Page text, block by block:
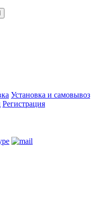
Установка и самовывоз
Регистрация